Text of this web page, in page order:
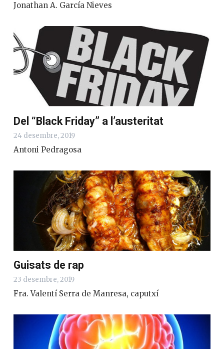
Jonathan A. García Nieves
Del “Black Friday” a l’austeritat
24 desembre, 2019
Antoni Pedragosa
Guisats de rap
23 desembre, 2019
Fra. Valentí Serra de Manresa, caputxí